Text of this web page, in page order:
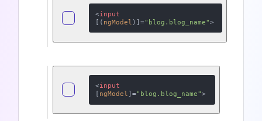
<input
[( ngModel )]="blog.blog_name">
<input
[ ngModel ]="blog.blog_name">